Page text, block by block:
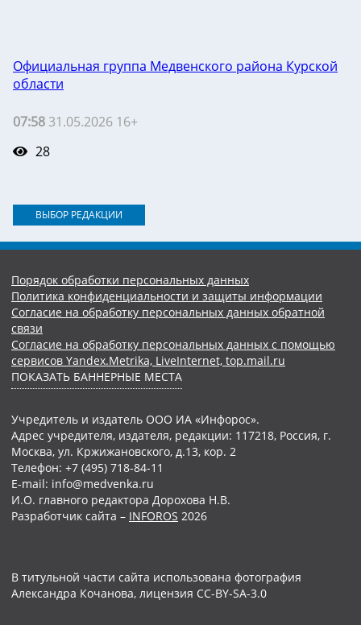
Официальная группа Медвенского района Курской
области
07:58 31.05.2026 16+
28
ВЫБОР РЕДАКЦИИ
Порядок обработки персональных данных
Политика конфиденциальности и защиты информации
Согласие на обработку персональных данных обратной
связи
Согласие на обработку персональных данных с помощью
сервисов Yandex.Metrika, LiveInternet, top.mail.ru
ПОКАЗАТЬ БАННЕРНЫЕ МЕСТА
Учредитель и издатель ООО ИА «Инфорос».
Адрес учредителя, издателя, редакции: 117218, Россия, г.
Москва, ул. Кржижановского, д.13, кор. 2
Телефон: +7 (495) 718-84-11
E-mail: info@medvenka.ru
И.О. главного редактора Дорохова Н.В.
Разработчик сайта – INFOROS 2026
В титульной части сайта использована фотография
Александра Кочанова, лицензия CC-BY-SA-3.0